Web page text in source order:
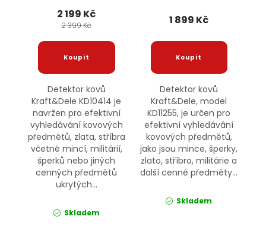
2 199 Kč
2 399 Kč
Detektor kovů
Kraft&Dele KD10414 je
navržen pro efektivní
vyhledávání kovových
předmětů, zlata, stříbra
včetně mincí, militárií,
šperků nebo jiných
cenných předmětů
ukrytých...
Skladem
1 899 Kč
Detektor kovů
Kraft&Dele, model
KD11255, je určen pro
efektivní vyhledávání
kovových předmětů,
jako jsou mince, šperky,
zlato, stříbro, militárie a
další cenné předměty...
Skladem